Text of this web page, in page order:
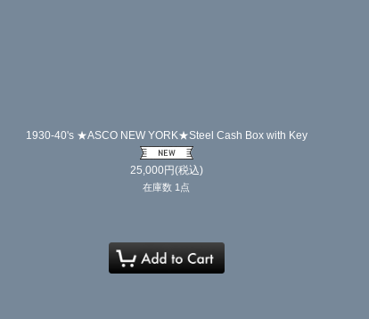
1930-40's ★ASCO NEW YORK★Steel Cash Box with Key
25,000円(税込)
在庫数 1点